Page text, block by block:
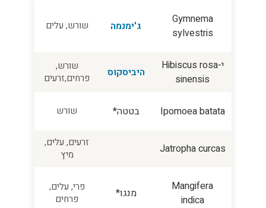
Gymnema
sylvestris
ג'ימנמה שורש, עלים
יHibiscus rosa-
sinensis
היביסקוס
שורש,
פרחים,זרעים
Ipomoea batata בטטה* שורש
Jatropha curcas
זרעים, עלים,
מיץ
Mangifera
indica
מנגו*
פרי, עלים,
פרחים